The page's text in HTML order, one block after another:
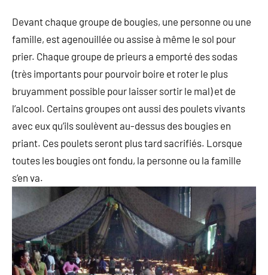
Devant chaque groupe de bougies, une personne ou une
famille, est agenouillée ou assise à même le sol pour
prier. Chaque groupe de prieurs a emporté des sodas
(très importants pour pourvoir boire et roter le plus
bruyamment possible pour laisser sortir le mal) et de
l’alcool. Certains groupes ont aussi des poulets vivants
avec eux qu’ils soulèvent au-dessus des bougies en
priant. Ces poulets seront plus tard sacrifiés. Lorsque
toutes les bougies ont fondu, la personne ou la famille
s’en va.